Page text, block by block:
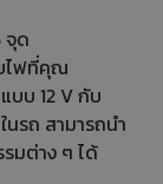
จุด
ไฟที่คุณ
บบ 12 V กับ
รถ สามารถนำ
มต่าง ๆ ได้